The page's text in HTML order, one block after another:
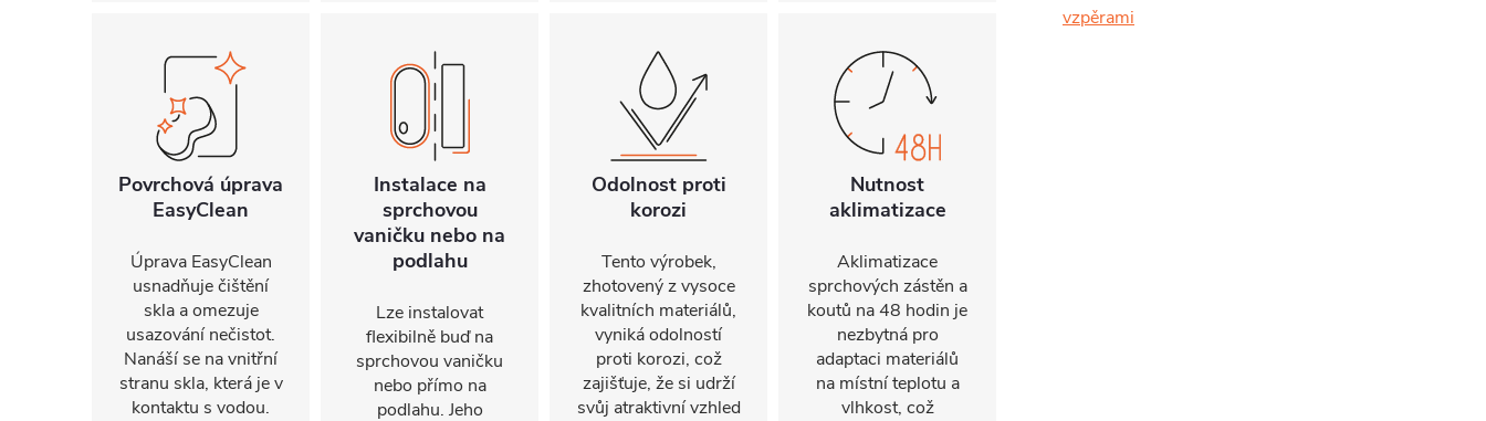
Povrchová úprava
EasyClean
Úprava EasyClean
usnadňuje čištění
skla a omezuje
usazování nečistot.
Nanáší se na vnitřní
stranu skla, která je v
kontaktu s vodou.
Instalace na
sprchovou
vaničku nebo na
podlahu
Lze instalovat
flexibilně buď na
sprchovou vaničku
nebo přímo na
podlahu. Jeho
Odolnost proti
korozi
Tento výrobek,
zhotovený z vysoce
kvalitních materiálů,
vyniká odolností
proti korozi, což
zajišťuje, že si udrží
svůj atraktivní vzhled
Nutnost
aklimatizace
Aklimatizace
sprchových zástěn a
koutů na 48 hodin je
nezbytná pro
adaptaci materiálů
na místní teplotu a
vlhkost, což
vzpěrami